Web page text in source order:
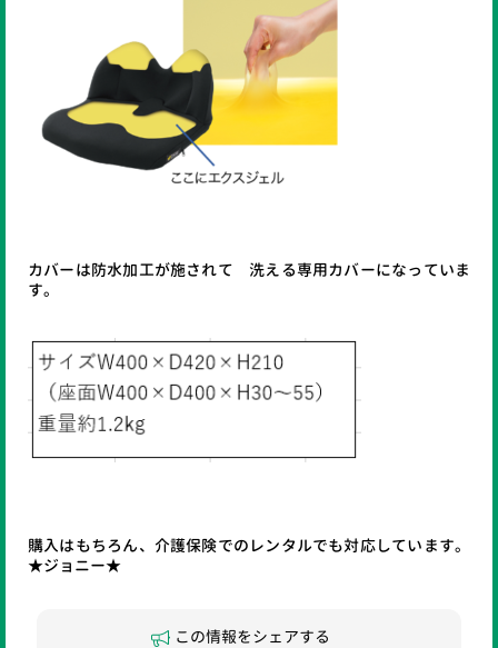
カバーは防水加工が施されて 洗える専用カバーになっていま
す。
購入はもちろん、介護保険でのレンタルでも対応しています。
★ジョニー★
この情報をシェアする